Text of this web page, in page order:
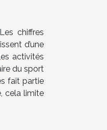
chiffres
d’une
activités
du sport
fait partie
cela limite